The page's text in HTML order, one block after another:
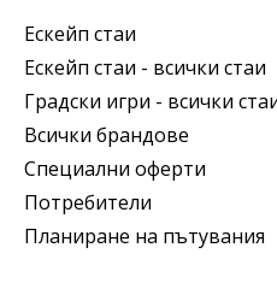
Ескейп стаи
Ескейп стаи - всички стаи
Градски игри - всички
Всички брандове
Специални оферти
Потребители
Планиране на пътувания